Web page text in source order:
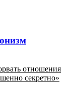
отношения
секретно»